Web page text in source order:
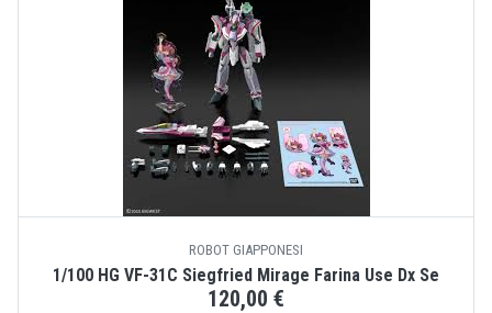
ROBOT GIAPPONESI
1/100 HG VF-31C Siegfried Mirage Farina Use Dx Se
120,00 €